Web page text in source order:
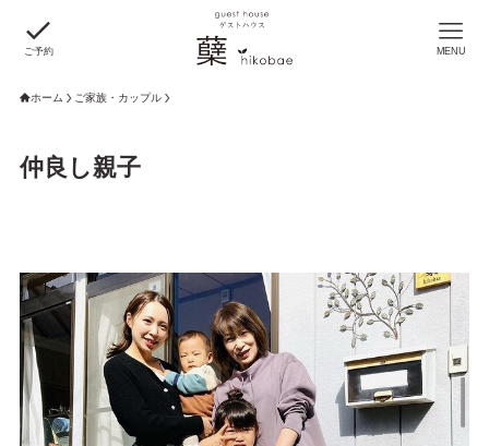
ご予約 MENU
ホーム ご家族・カップル
仲良し親子